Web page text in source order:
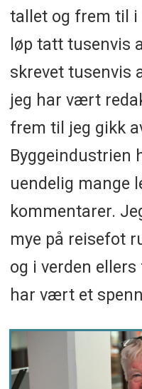
tallet og frem til i
løp tatt tusenvis
skrevet tusenvis
jeg har vært
frem til jeg gikk
Byggeindustrien
uendelig mange
kommentarer.
mye på reisefot
og i verden
har vært et